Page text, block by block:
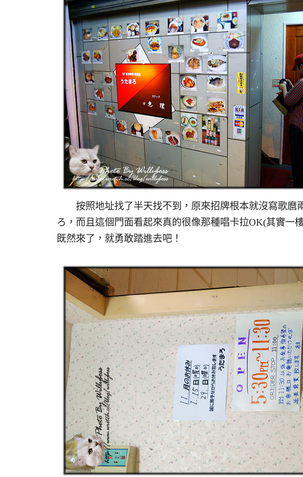
按照地址找了半天找不到，原來招牌根本就沒寫歌麿
ろ，而且這個門面看起來真的很像那種唱卡拉OK(其實一
既然來了，就勇敢踏進去吧！